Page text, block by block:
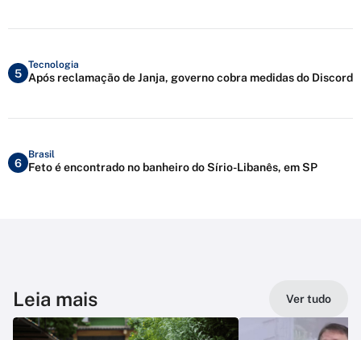
5
Tecnologia
Após reclamação de Janja, governo cobra medidas do Discord
6
Brasil
Feto é encontrado no banheiro do Sírio-Libanês, em SP
Leia mais Ver tudo